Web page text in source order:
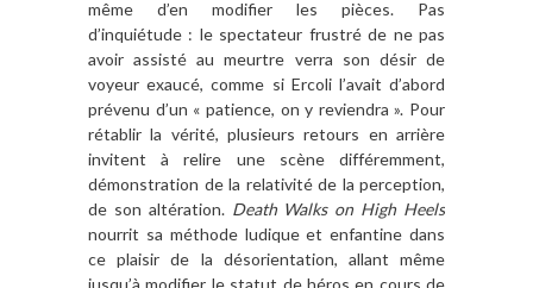
même d’en modifier les pièces. Pas
d’inquiétude : le spectateur frustré de ne pas
avoir assisté au meurtre verra son désir de
voyeur exaucé, comme si Ercoli l’avait d’abord
prévenu d’un « patience, on y reviendra ». Pour
rétablir la vérité, plusieurs retours en arrière
invitent à relire une scène différemment,
démonstration de la relativité de la perception,
de son altération. Death Walks on High Heels
nourrit sa méthode ludique et enfantine dans
ce plaisir de la désorientation, allant même
jusqu’à modifier le statut de héros en cours de